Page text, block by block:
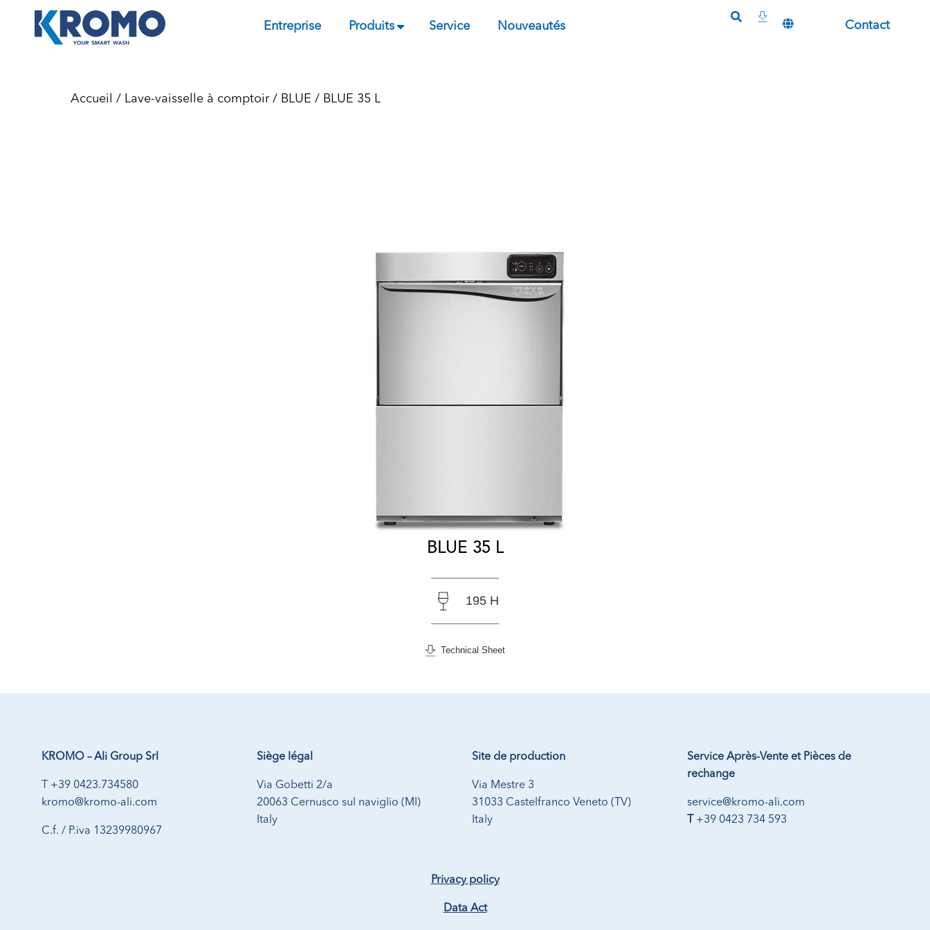
Entreprise Produits Service Nouveautés Contact
Accueil / Lave-vaisselle à comptoir/ BLUE / BLUE 35 L
BLUE 35 L
195 H
Technical Sheet
KROMO – Ali Group Srl
T +39 0423.734580
kromo@kromo-ali.com
C.f. / P.iva 13239980967
Siège légal
Via Gobetti 2/a
20063 Cernusco sul naviglio (MI)
Italy
Site de production
Via Mestre 3
31033 Castelfranco Veneto (TV)
Italy
Service Après-Vente et Pièces de
rechange
service@kromo-ali.com
+39 0423 734 593
Privacy policy
Data Act